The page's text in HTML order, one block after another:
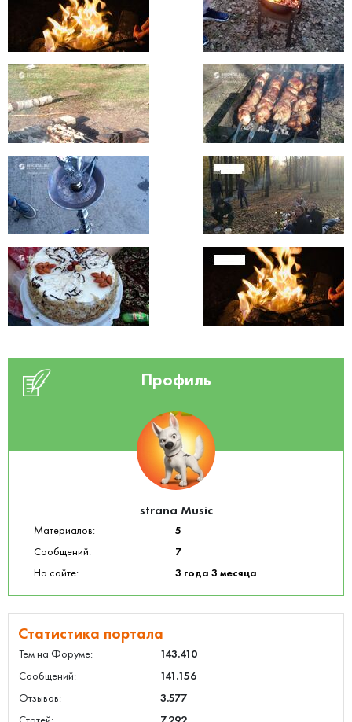
Профиль
strana Music
Материалов:
5
Сообщений:
7
На сайте:
3 года 3 месяца
Статистика портала
Тем на Форуме:
143.410
Сообщений:
141.156
Отзывов:
3.577